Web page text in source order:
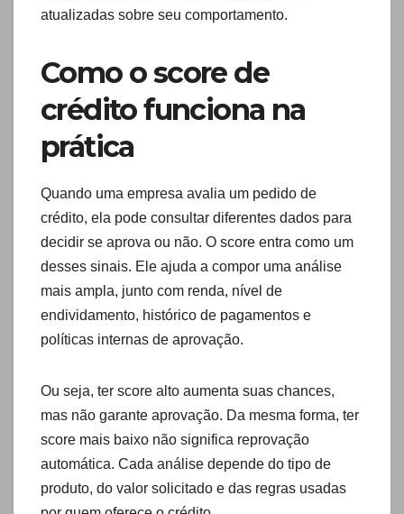
atualizadas sobre seu comportamento.
Como o score de
crédito funciona na
prática
Quando uma empresa avalia um pedido de
crédito, ela pode consultar diferentes dados para
decidir se aprova ou não. O score entra como um
desses sinais. Ele ajuda a compor uma análise
mais ampla, junto com renda, nível de
endividamento, histórico de pagamentos e
políticas internas de aprovação.
Ou seja, ter score alto aumenta suas chances,
mas não garante aprovação. Da mesma forma, ter
score mais baixo não significa reprovação
automática. Cada análise depende do tipo de
produto, do valor solicitado e das regras usadas